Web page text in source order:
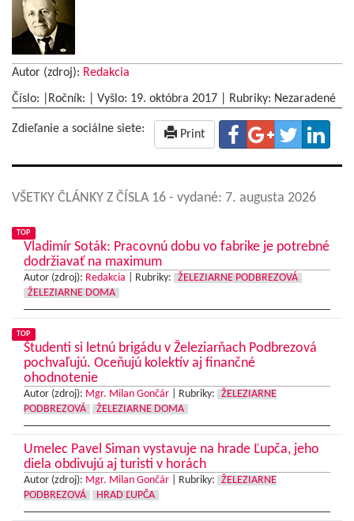
Autor (zdroj): Redakcia
Číslo: |Ročník: | Vyšlo: 19. októbra 2017 Rubriky: Nezaradené
Zdieľanie a sociálne siete: Print
VŠETKY ČLÁNKY Z ČÍSLA 16 - vydané: 7. augusta 2026
TOP
Vladimír Soták: Pracovnú dobu vo fabrike je potrebné
dodržiavať na maximum
Autor (zdroj): Redakcia Rubriky:
ŽELEZIARNE PODBREZOVÁ
ŽELEZIARNE DOMA
TOP
Študenti si letnú brigádu v Železiarňach Podbrezová
pochvaľujú. Oceňujú kolektív aj finančné
ohodnotenie
Autor (zdroj): Mgr. Milan Gončár Rubriky:
ŽELEZIARNE
PODBREZOVÁ
ŽELEZIARNE DOMA
Umelec Pavel Siman vystavuje na hrade Ľupča, jeho
diela obdivujú aj turisti v horách
Autor (zdroj): Mgr. Milan Gončár Rubriky:
ŽELEZIARNE
PODBREZOVÁ
HRAD ĽUPČA